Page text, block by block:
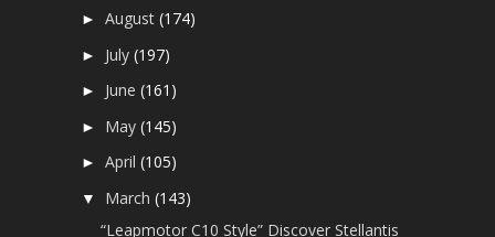
►August(174)
► July(197)
► June(161)
► May(145)
►April(105)
▼ March(143)
“Leapmotor C10 Style” Discover Stellantis